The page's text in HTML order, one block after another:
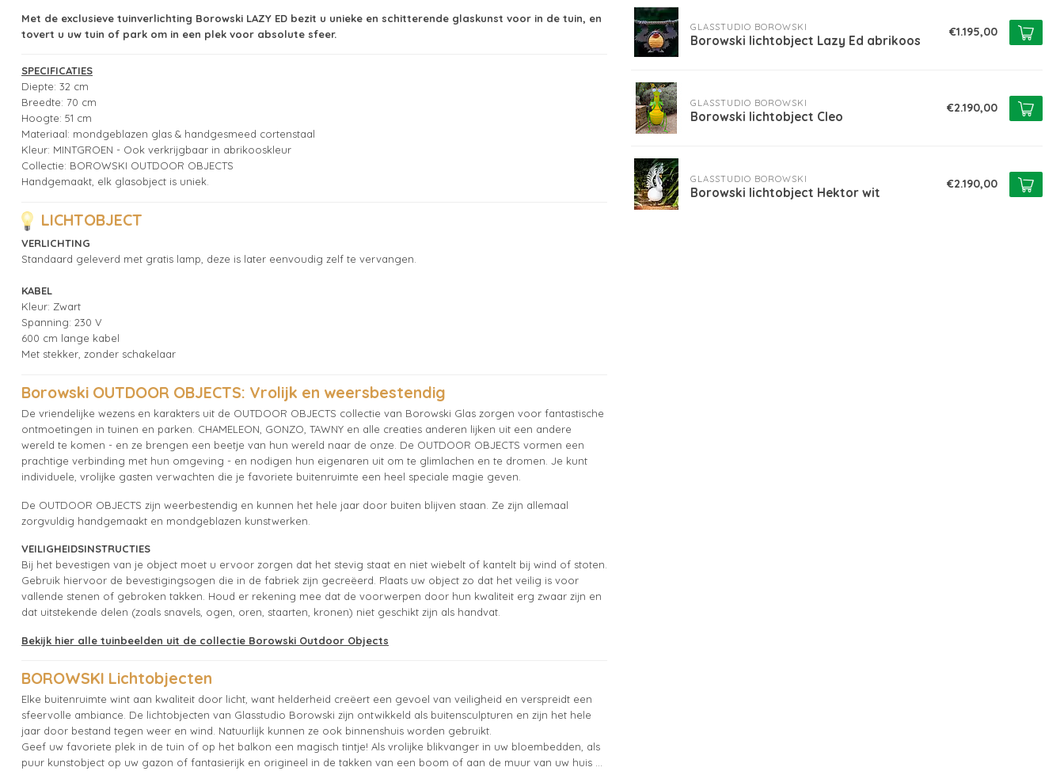
Met de exclusieve tuinverlichting Borowski LAZY ED bezit u unieke en schitterende glaskunst voor in de tuin, en
tovert u uw tuin of park om in een plek voor absolute sfeer.
SPECIFICATIES
Diepte: 32 cm
Breedte: 70 cm
Hoogte: 51 cm
Materiaal: mondgeblazen glas & handgesmeed cortenstaal
Kleur: MINTGROEN - Ook verkrijgbaar in abrikooskleur
Collectie: BOROWSKI OUTDOOR OBJECTS
Handgemaakt, elk glasobject is uniek.
LICHTOBJECT
VERLICHTING
Standaard geleverd met gratis lamp, deze is later eenvoudig zelf te vervangen.
KABEL
Kleur: Zwart
Spanning: 230 V
600 cm lange kabel
Met stekker, zonder schakelaar
Borowski OUTDOOR OBJECTS: Vrolijk en weersbestendig
De vriendelijke wezens en karakters uit de OUTDOOR OBJECTS collectie van Borowski Glas zorgen voor fantastische
ontmoetingen in tuinen en parken. CHAMELEON, GONZO, TAWNY en alle creaties anderen lijken uit een andere
wereld te komen - en ze brengen een beetje van hun wereld naar de onze. De OUTDOOR OBJECTS vormen een
prachtige verbinding met hun omgeving - en nodigen hun eigenaren uit om te glimlachen en te dromen. Je kunt
individuele, vrolijke gasten verwachten die je favoriete buitenruimte een heel speciale magie geven.
De OUTDOOR OBJECTS zijn weerbestendig en kunnen het hele jaar door buiten blijven staan. Ze zijn allemaal
zorgvuldig handgemaakt en mondgeblazen kunstwerken.
VEILIGHEIDSINSTRUCTIES
Bij het bevestigen van je object moet u ervoor zorgen dat het stevig staat en niet wiebelt of kantelt bij wind of stoten.
Gebruik hiervoor de bevestigingsogen die in de fabriek zijn gecreëerd. Plaats uw object zo dat het veilig is voor
vallende stenen of gebroken takken. Houd er rekening mee dat de voorwerpen door hun kwaliteit erg zwaar zijn en
dat uitstekende delen (zoals snavels, ogen, oren, staarten, kronen) niet geschikt zijn als handvat.
Bekijk hier alle tuinbeelden uit de collectie Borowski Outdoor Objects
BOROWSKI Lichtobjecten
Elke buitenruimte wint aan kwaliteit door licht, want helderheid creëert een gevoel van veiligheid en verspreidt een
sfeervolle ambiance. De lichtobjecten van Glasstudio Borowski zijn ontwikkeld als buitensculpturen en zijn het hele
jaar door bestand tegen weer en wind. Natuurlijk kunnen ze ook binnenshuis worden gebruikt.
Geef uw favoriete plek in de tuin of op het balkon een magisch tintje! Als vrolijke blikvanger in uw bloembedden, als
puur kunstobject op uw gazon of fantasierijk en origineel in de takken van een boom of aan de muur van uw huis ...
GLASSTUDIO BOROWSKI
Borowski lichtobject Lazy Ed abrikoos
€1.195,00
GLASSTUDIO BOROWSKI
Borowski lichtobject Cleo
€2.190,00
GLASSTUDIO BOROWSKI
Borowski lichtobject Hektor wit
€2.190,00